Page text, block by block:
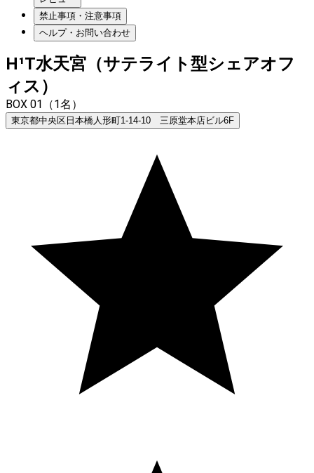
禁止事項・注意事項
ヘルプ・お問い合わせ
H¹T水天宮（サテライト型シェアオフ
ィス）
BOX 01（1名）
東京都中央区日本橋人形町1-14-10 三原堂本店ビル6F